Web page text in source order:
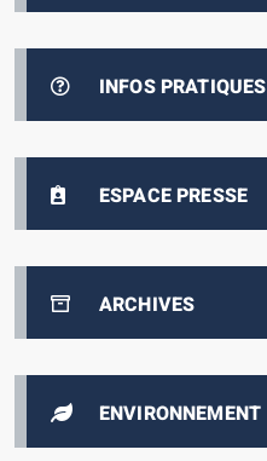
INFOS PRATIQUES
ESPACE PRESSE
ARCHIVES
ENVIRONNEMENT